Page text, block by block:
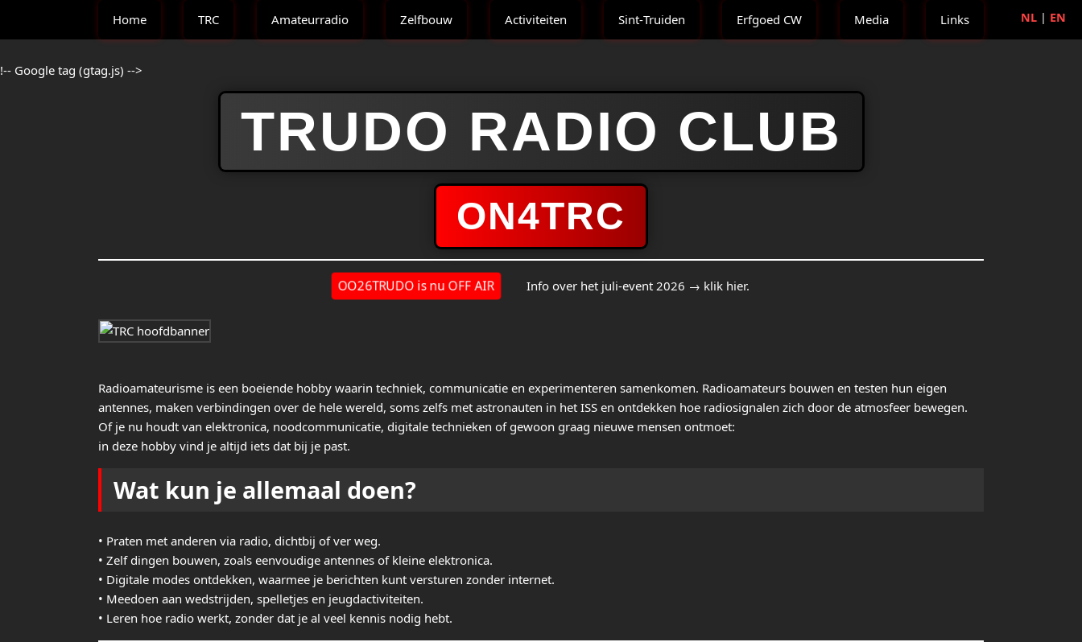
!-- Google tag (gtag.js) -->
NL | EN
Home TRC Amateurradio Zelfbouw Activiteiten Sint‑Truiden Erfgoed CW Media Links
TRUDO RADIO CLUB
ON4TRC
OO26TRUDO is nu OFF AIR Info over het juli‑event 2026 → klik hier.
Radioamateurisme is een boeiende hobby waarin techniek, communicatie en experimenteren samenkomen. Radioamateurs bouwen en testen hun eigen
antennes, maken verbindingen over de hele wereld, soms zelfs met astronauten in het ISS en ontdekken hoe radiosignalen zich door de atmosfeer bewegen.
Of je nu houdt van elektronica, noodcommunicatie, digitale technieken of gewoon graag nieuwe mensen ontmoet:
Wat kun je allemaal doen?
• Praten met anderen via radio, dichtbij of ver weg.
• Zelf dingen bouwen, zoals eenvoudige antennes of kleine elektronica.
• Digitale modes ontdekken, waarmee je berichten kunt versturen zonder internet.
• Meedoen aan wedstrijden, spelletjes en jeugdactiviteiten.